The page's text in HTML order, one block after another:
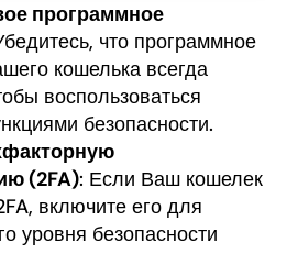
программное
что программное
кошелька всегда
воспользоваться
безопасности.
(2FA): Если Ваш кошелек
включите его для
уровня безопасности